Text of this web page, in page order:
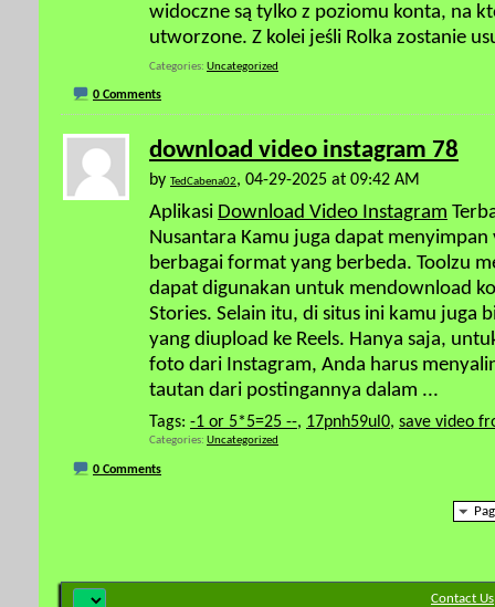
widoczne są tylko z poziomu konta, na
utworzone. Z kolei jeśli Rolka zostanie
Categories Uncategorized
0 Comments
download video instagram 78
by TedCabena02, 04-29-2025 at 09:42 AM
Aplikasi Download Video Instagram
Nusantara Kamu juga dapat
berbagai format yang berbeda. Toolzu
dapat digunakan untuk mendownload
Stories. Selain itu, di situs ini kamu juga
yang diupload ke Reels. Hanya saja,
foto dari Instagram, Anda harus
tautan dari postingannya dalam ...
Tags: -1 or 5*5=25 --, 17pnh59ul0, save video
Categories Uncategorized
0 Comments
Contact Us